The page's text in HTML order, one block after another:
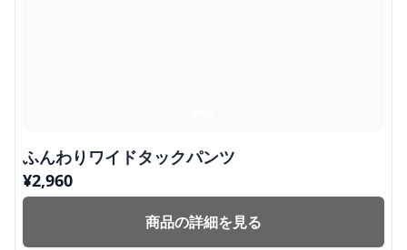
ふんわりワイドタックパンツ
¥2,960
商品の詳細を見る